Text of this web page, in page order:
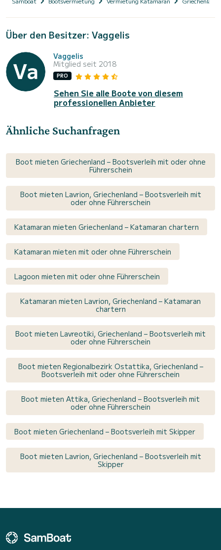
Über den Besitzer: Vaggelis
Vaggelis
Mitglied seit 2018
PRO
Sehen Sie alle Boote von diesem
professionellen Anbieter
Ähnliche Suchanfragen
Boot mieten Griechenland – Bootsverleih mit oder ohne
Führerschein
Boot mieten Lavrion, Griechenland – Bootsverleih mit
oder ohne Führerschein
Katamaran mieten Griechenland – Katamaran chartern
Katamaran mieten mit oder ohne Führerschein
Lagoon mieten mit oder ohne Führerschein
Katamaran mieten Lavrion, Griechenland – Katamaran
chartern
Boot mieten Lavreotiki, Griechenland – Bootsverleih mit
oder ohne Führerschein
Boot mieten Regionalbezirk Ostattika, Griechenland –
Bootsverleih mit oder ohne Führerschein
Boot mieten Attika, Griechenland – Bootsverleih mit
oder ohne Führerschein
Boot mieten Griechenland – Bootsverleih mit Skipper
Boot mieten Lavrion, Griechenland – Bootsverleih mit
Skipper